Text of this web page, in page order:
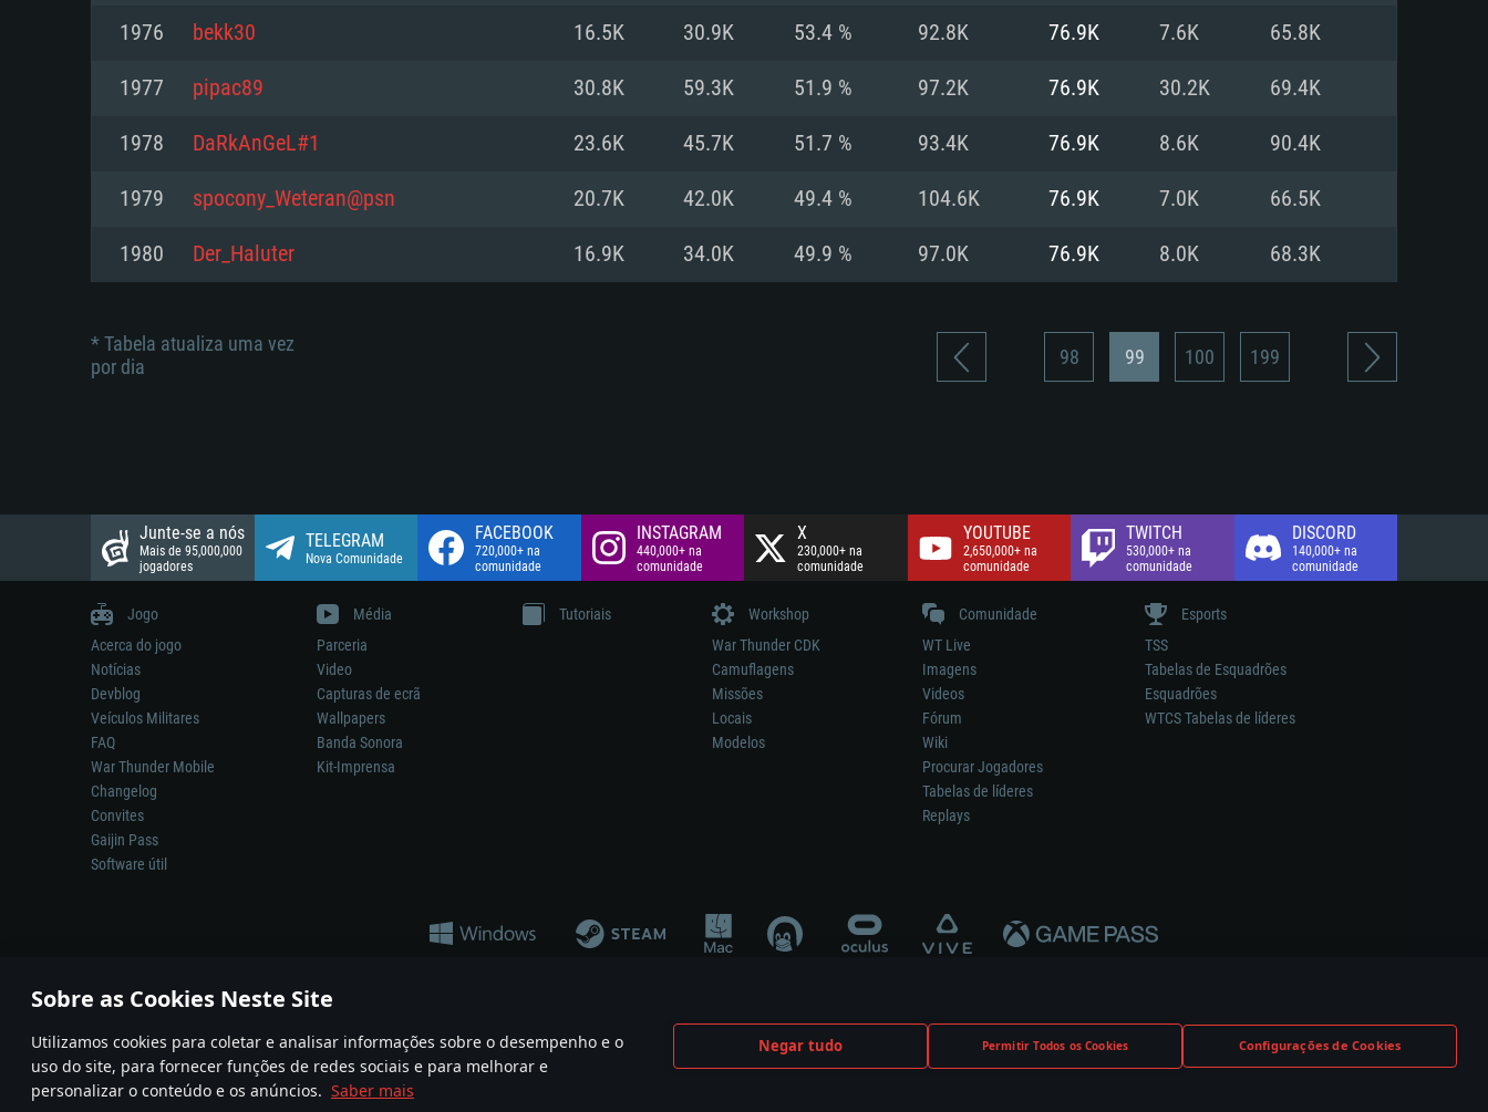
Sobre as Cookies Neste Site
Utilizamos cookies para coletar e analisar informações sobre o desempenho e o
uso do site, para fornecer funções de redes sociais e para melhorar e
personalizar o conteúdo e os anúncios. Saber mais
Negar tudo Permitir Todos os Cookies Configurações de Cookies
mínima suportada: 720p
Network: Internet de banda larga.
Disco: 23,1 GB
Nvidia GeForce 1060 ou superior, Radeon RX 570
Placa Gráfica: Intel Iris Pro 5200 (Mac),
mínima suportada: 720p com suporte Metal.
Network: Internet de banda larga.
Disco: 21,5 GB
suporte Metal.
Network: Internet de banda larga.
Disco: 60,2 GB
recentes (não mais de 6 meses) / equivalentes
Vulkan (não mais de 6 meses); Resolução mínima
suportada: 720p.
Network: Internet de banda larga.
Disco: 21,5 GB
AMD (Radeon RX 570) com os drivers mais
Vulkan.
Network: Internet de banda larga.
Disco: 60,2 GB
1976 bekk30 16.5K 30.9K 53.4 % 92.8K 76.9K 7.6K 65.8K
1977 pipac89 30.8K 59.3K 51.9 % 97.2K 76.9K 30.2K 69.4K
1978 DaRkAnGeL#1 23.6K 45.7K 51.7 % 93.4K 76.9K 8.6K 90.4K
1979 spocony_Weteran@psn 20.7K 42.0K 49.4 % 104.6K 76.9K 7.0K 66.5K
1980 Der_Haluter 16.9K 34.0K 49.9 % 97.0K 76.9K 8.0K 68.3K
* Tabela atualiza uma vez
por dia
98 99 100 199
Junte-se a nós
Mais de 95,000,000
jogadores
TELEGRAM
Nova Comunidade
FACEBOOK
720,000+ na
comunidade
INSTAGRAM
440,000+ na
comunidade
X
230,000+ na
comunidade
YOUTUBE
2,650,000+ na
comunidade
TWITCH
530,000+ na
comunidade
DISCORD
140,000+ na
comunidade
Jogo
Acerca do jogo
Notícias
Devblog
Veículos Militares
FAQ
War Thunder Mobile
Changelog
Convites
Gaijin Pass
Software útil
Média
Parceria
Video
Capturas de ecrã
Wallpapers
Banda Sonora
Kit-Imprensa
Tutoriais
Workshop
War Thunder CDK
Camuflagens
Missões
Locais
Modelos
Comunidade
WT Live
Imagens
Videos
Fórum
Wiki
Procurar Jogadores
Tabelas de líderes
Replays
Esports
TSS
Tabelas de Esquadrões
Esquadrões
WTCS Tabelas de líderes
A reprodução de qualquer sistema de armas ou veículo neste jogo não significa participação no desenvolvimento, patrocínio ou aval do respetivo construtor.
© 2011—2026 Gaijin Games Kft. All trademarks, logos and brand names are the property of their respective owners.
Termos e condições Termos de Serviço